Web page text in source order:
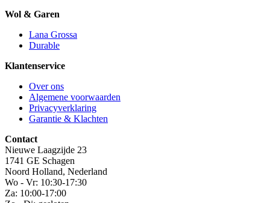
Wol & Garen
Lana Grossa
Durable
Klantenservice
Over ons
Algemene voorwaarden
Privacyverklaring
Garantie & Klachten
Contact
Nieuwe Laagzijde 23
1741 GE Schagen
Noord Holland, Nederland
Wo - Vr: 10:30-17:30
Za: 10:00-17:00